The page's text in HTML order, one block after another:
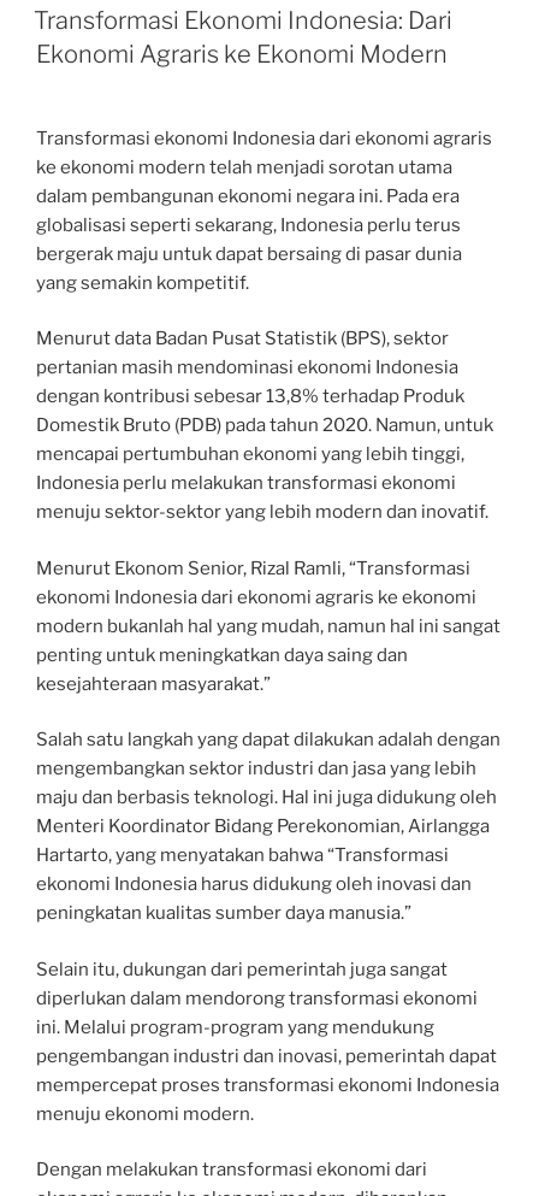
ON
Transformasi Ekonomi Indonesia: Dari
Ekonomi Agraris ke Ekonomi Modern
Transformasi ekonomi Indonesia dari ekonomi agraris
ke ekonomi modern telah menjadi sorotan utama
dalam pembangunan ekonomi negara ini. Pada era
globalisasi seperti sekarang, Indonesia perlu terus
bergerak maju untuk dapat bersaing di pasar dunia
yang semakin kompetitif.
Menurut data Badan Pusat Statistik (BPS), sektor
pertanian masih mendominasi ekonomi Indonesia
dengan kontribusi sebesar 13,8% terhadap Produk
Domestik Bruto (PDB) pada tahun 2020. Namun, untuk
mencapai pertumbuhan ekonomi yang lebih tinggi,
Indonesia perlu melakukan transformasi ekonomi
menuju sektor-sektor yang lebih modern dan inovatif.
Menurut Ekonom Senior, Rizal Ramli, “Transformasi
ekonomi Indonesia dari ekonomi agraris ke ekonomi
modern bukanlah hal yang mudah, namun hal ini sangat
penting untuk meningkatkan daya saing dan
kesejahteraan masyarakat.”
Salah satu langkah yang dapat dilakukan adalah dengan
mengembangkan sektor industri dan jasa yang lebih
maju dan berbasis teknologi. Hal ini juga didukung oleh
Menteri Koordinator Bidang Perekonomian, Airlangga
Hartarto, yang menyatakan bahwa “Transformasi
ekonomi Indonesia harus didukung oleh inovasi dan
peningkatan kualitas sumber daya manusia.”
Selain itu, dukungan dari pemerintah juga sangat
diperlukan dalam mendorong transformasi ekonomi
ini. Melalui program-program yang mendukung
pengembangan industri dan inovasi, pemerintah dapat
mempercepat proses transformasi ekonomi Indonesia
menuju ekonomi modern.
Dengan melakukan transformasi ekonomi dari